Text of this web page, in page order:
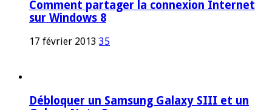
Comment partager la connexion Internet
sur Windows 8
17 février 2013 35
Débloquer un Samsung Galaxy SIII et un